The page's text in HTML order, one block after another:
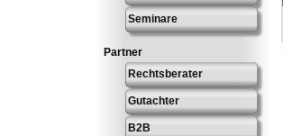
Seminare
Partner
Rechtsberater
Gutachter
B2B